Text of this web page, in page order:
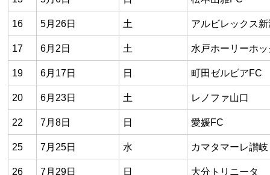
16 5月26日 土 アルビレックス
17 6月2日 土 水戸ホーリーホ
19 6月17日 日 町田ゼルビアFC
20 6月23日 土 レノファ山口
22 7月8日 日 愛媛FC
25 7月25日 水 カマタマーレ讃岐
26 7月29日 日 大分トリニータ